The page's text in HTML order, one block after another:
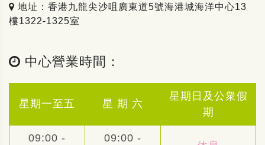
地址：香港九龍尖沙咀廣東道5號海港城海洋中心13
樓1322-1325室
中心營業時間：
星期一至五 星 期 六
星期日及公衆假
期
09:00 - 09:00 -